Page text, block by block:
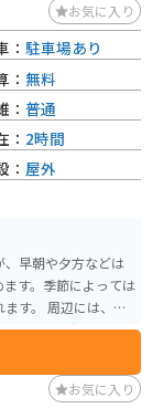
お気に入り
早朝や夕方などは
す。季節によっては
は、東
に入ると海岸沿いの
はイルカが近くま
近づくのは危険で
してください。
： 駐車場あり
： 無料
： 普通
： 2時間
： 屋外
お気に入り